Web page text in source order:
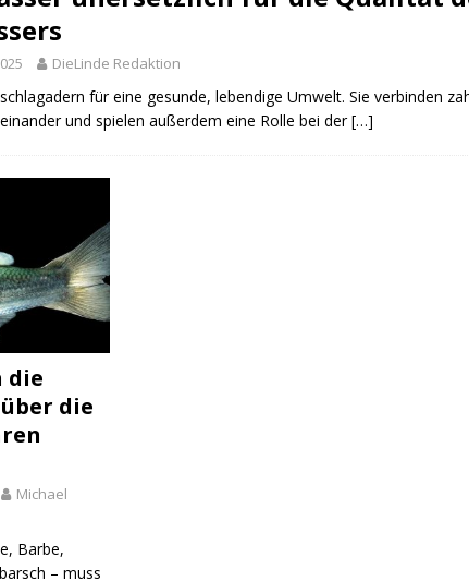
DieLinde Redaktion
für eine gesunde, lebendige Umwelt. Sie verbinden
und spielen außerdem eine Rolle bei der[…]
die
die
Michael
Barbe,
– muss